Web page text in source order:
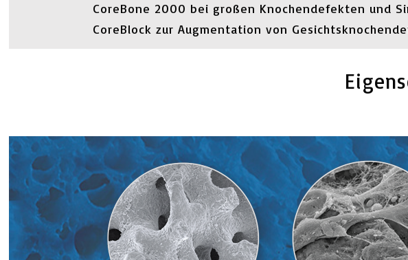
CoreBone 2000 bei großen Knochendefekten und
CoreBlock zur Augmentation von